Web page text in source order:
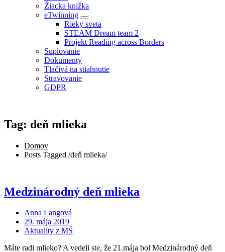
Žiacka knižka
eTwinning
Rieky sveta
STEAM Dream team 2
Projekt Reading across Borders
Suplovanie
Dokumenty
Tlačivá na stiahnutie
Stravovanie
GDPR
Tag: deň mlieka
Domov
Posts Tagged /deň mlieka/
Medzinárodný deň mlieka
Anna Langová
29. mája 2019
Aktuality z MŠ
Máte radi mlieko? A vedeli ste, že 21.mája bol Medzinárodný deň